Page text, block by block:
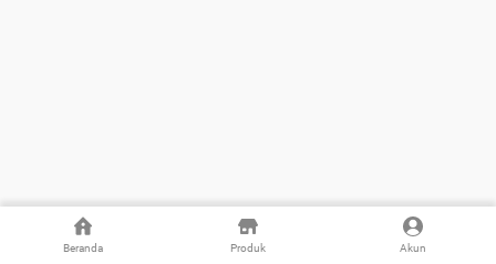
Beranda Produk Akun